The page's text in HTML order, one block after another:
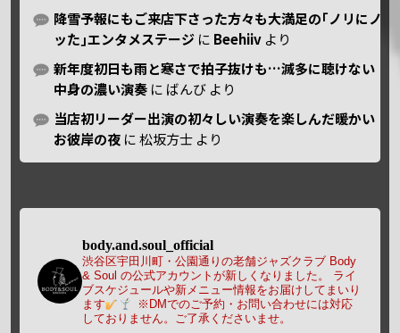
降雪予報にもご来店下さった方々も大満足の｢ノリにノ
ッた｣エンタメステージ に Beehiiv より
新年度初日も雨と寒さで拍子抜けも…滅多に聴けない
中身の濃い演奏 に ばんび より
当店初リーダー出演の初々しい演奏を楽しんだ暖かい
お彼岸の夜 に松坂方士 より
body.and.soul_official
渋谷区宇田川町・公園通りの老舗ジャズクラブ Body
& Soul の公式アカウントが新しくなりました。
ライ
ブスケジュールや新メニュー情報をお届けしてまいり
ます
※DMでのご予約・お問い合わせには対応
しておりません。ご了承くださいませ。